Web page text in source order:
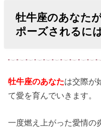
牡牛座のあなた
ポーズされるに
牡牛座のあなたは交際が
て愛を育んでいきます。
一度燃え上がった愛情の